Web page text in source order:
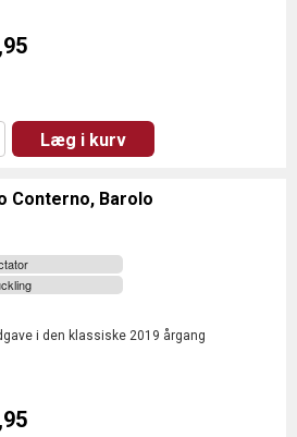
Læg i kurv
Conterno, Barolo
i den klassiske 2019 årgang